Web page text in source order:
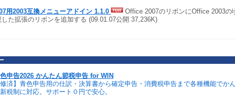
用2003互換メニューアドイン 1.1.0
Office 2007のリボンにOffice 2003の
た拡張のリボンを追加する (09.01.07公開 37,236K)
申告2026 かんたん節税申告 for WIN
修済】青色申告用の仕訳・決算書から確定申告・消費税申告まで各種機能でか
税制に対応。サポート０円で安心。